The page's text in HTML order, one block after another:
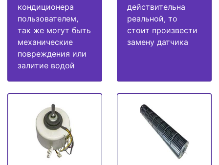
кондиционера
пользователем,
так же могут быть
механические
повреждения или
залитие водой
действительна
реальной, то
стоит произвести
замену датчика